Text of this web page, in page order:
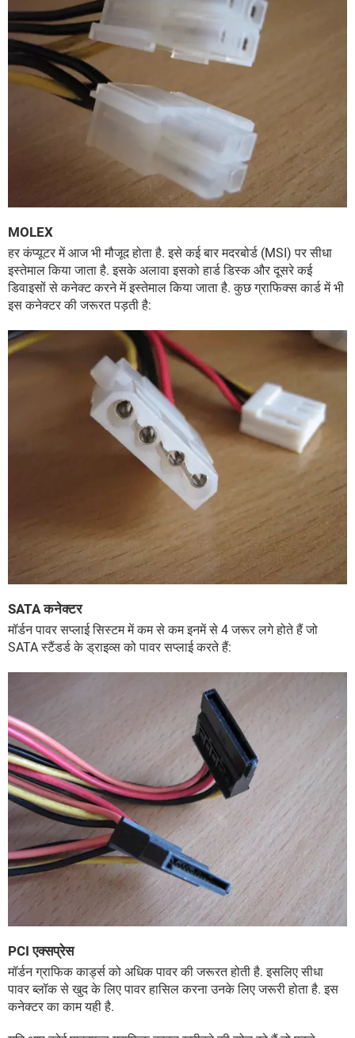
MOLEX
हर कंप्यूटर में आज भी मौजूद होता है. इसे कई बार मदरबोर्ड (MSI) पर सीधा
इस्तेमाल किया जाता है. इसके अलावा इसको हार्ड डिस्क और दूसरे कई
डिवाइसों से कनेक्ट करने में इस्तेमाल किया जाता है. कुछ ग्राफिक्स कार्ड में भी
इस कनेक्टर की जरूरत पड़ती है:
SATA कनेक्टर
मॉर्डन पावर सप्लाई सिस्टम में कम से कम इनमें से 4 जरूर लगे होते हैं जो
SATA स्टैंडर्ड के ड्राइव्स को पावर सप्लाई करते हैं:
PCI एक्सप्रेस
मॉर्डन ग्राफिक कार्ड्स को अधिक पावर की जरूरत होती है. इसलिए सीधा
पावर ब्लॉक से खुद के लिए पावर हासिल करना उनके लिए जरूरी होता है. इस
कनेक्टर का काम यही है.